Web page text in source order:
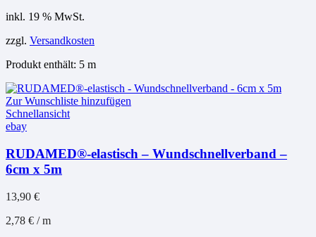
inkl. 19 % MwSt.
zzgl. Versandkosten
Produkt enthält: 5 m
Zur Wunschliste hinzufügen
Schnellansicht
ebay
RUDAMED®-elastisch – Wundschnellverband –
6cm x 5m
13,90 €
2,78 € /m